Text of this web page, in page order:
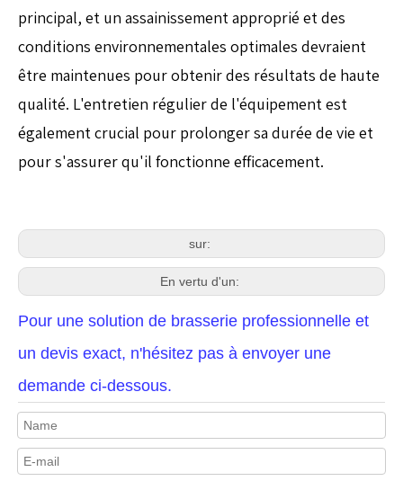
principal, et un assainissement approprié et des
conditions environnementales optimales devraient
être maintenues pour obtenir des résultats de haute
qualité. L'entretien régulier de l'équipement est
également crucial pour prolonger sa durée de vie et
pour s'assurer qu'il fonctionne efficacement.
sur:
En vertu d'un:
Pour une solution de brasserie professionnelle et
un devis exact, n'hésitez pas à envoyer une
demande ci-dessous.